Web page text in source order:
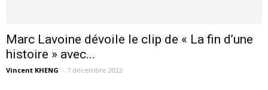
Marc Lavoine dévoile le clip de « La fin d’une
histoire » avec...
Vincent KHENG - 7 décembre 2022